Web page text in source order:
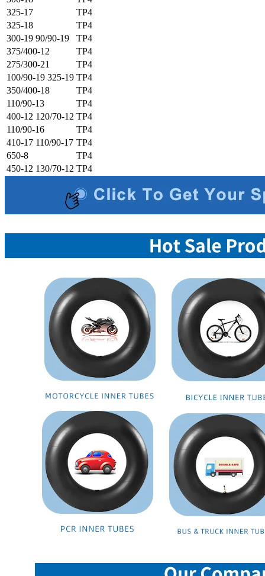
325-17
ТР4
325-18
ТР4
300-19 90/90-19
ТР4
375/400-12
ТР4
275/300-21
ТР4
100/90-19 325-19 ТР4
350/400-18
ТР4
110/90-13
ТР4
400-12 120/70-12 ТР4
110/90-16
ТР4
410-17 110/90-17 ТР4
650-8
ТР4
450-12 130/70-12 ТР4